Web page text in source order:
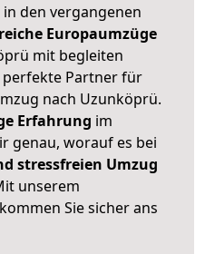
den vergangenen
Europaumzüge
mit begleiten
Partner für
nach Uzunköprü.
Erfahrung im
genau, worauf es bei
stressfreien Umzug
unserem
Sie sicher ans